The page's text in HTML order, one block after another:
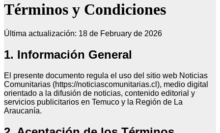
Términos y Condiciones
Última actualización: 18 de February de 2026
1. Información General
El presente documento regula el uso del sitio web Noticias
Comunitarias (https://noticiascomunitarias.cl), medio digital
orientado a la difusión de noticias, contenido editorial y
servicios publicitarios en Temuco y la Región de La
Araucanía.